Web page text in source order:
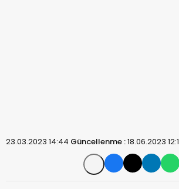
23.03.2023 14:44 Güncellenme :18.06.2023